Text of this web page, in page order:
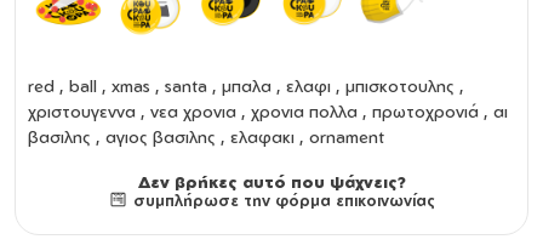
red , ball , xmas , santa , μπαλα , ελαφι , μπισκοτουλης ,
χριστουγεννα , νεα χρονια , χρονια πολλα , πρωτοχρονιά , αι
βασιλης , αγιος βασιλης , ελαφακι , ornament
Δεν βρήκες αυτό που ψάχνεις?
συμπλήρωσε την φόρμα επικοινωνίας